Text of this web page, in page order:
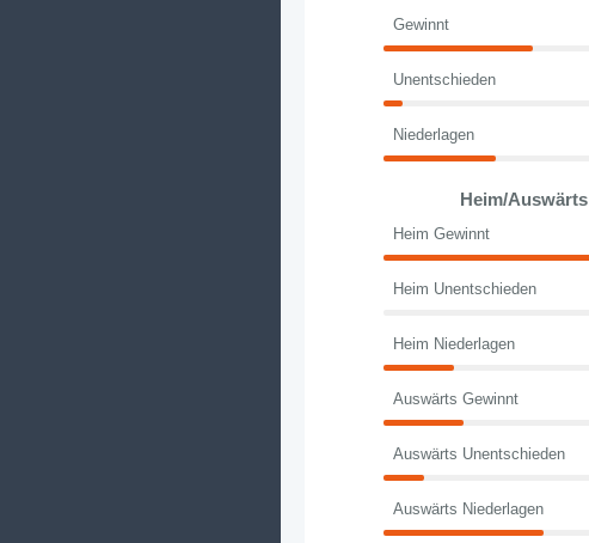
Gewinnt
Unentschieden
Niederlagen
Heim/Auswärts
Heim Gewinnt
Heim Unentschieden
Heim Niederlagen
Auswärts Gewinnt
Auswärts Unentschieden
Auswärts Niederlagen